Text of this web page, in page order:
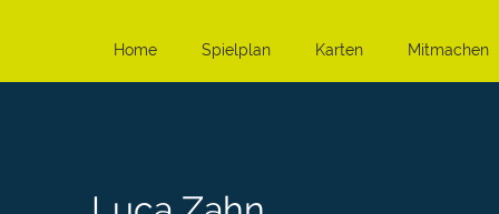
Home Spielplan Karten Mitmachen